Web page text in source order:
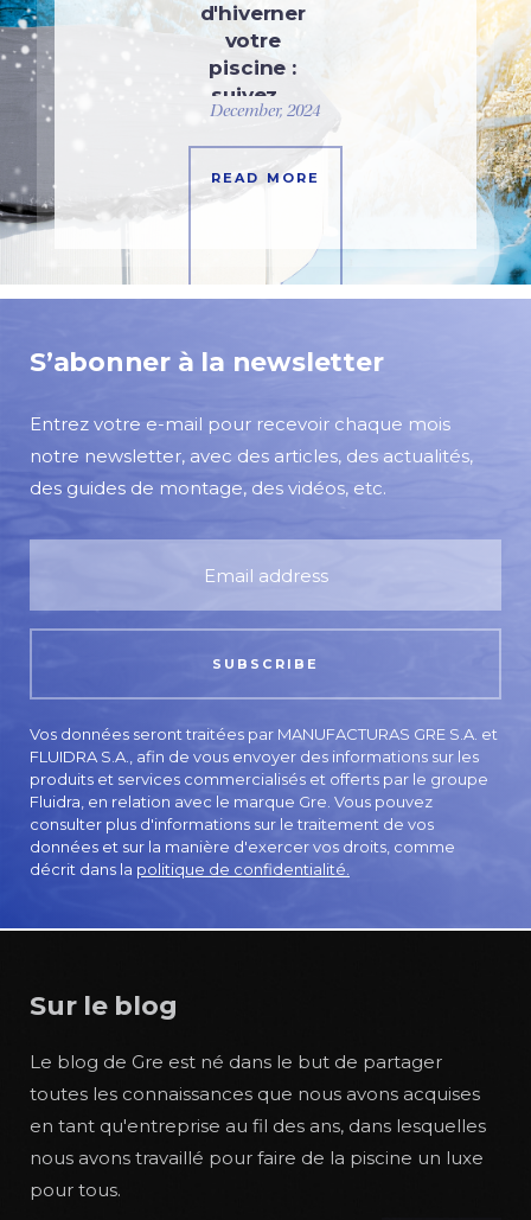
d'hiverner
votre
piscine :
suivez…
December, 2024
READ MORE
S’abonner à la newsletter
Entrez votre e-mail pour recevoir chaque mois
notre newsletter, avec des articles, des actualités,
des guides de montage, des vidéos, etc.
Vos données seront traitées par MANUFACTURAS GRE S.A. et
FLUIDRA S.A., afin de vous envoyer des informations sur les
produits et services commercialisés et offerts par le groupe
Fluidra, en relation avec le marque Gre. Vous pouvez
consulter plus d'informations sur le traitement de vos
données et sur la manière d'exercer vos droits, comme
décrit dans la politique de confidentialité.
Sur le blog
Le blog de Gre est né dans le but de partager
toutes les connaissances que nous avons acquises
en tant qu'entreprise au fil des ans, dans lesquelles
nous avons travaillé pour faire de la piscine un luxe
pour tous.